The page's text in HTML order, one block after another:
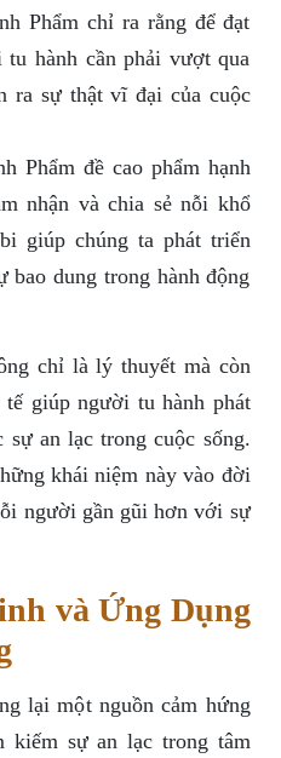
Phẩm chỉ ra rằng để đạt
hành cần phải vượt qua
ra sự thật vĩ đại của cuộc
Phẩm đề cao phẩm hạnh
nhận và chia sẻ nỗi khổ
giúp chúng ta phát triển
bao dung trong hành động
chỉ là lý thuyết mà còn
giúp người tu hành phát
an lạc trong cuộc sống.
khái niệm này vào đời
người gần gũi hơn với sự
và Ứng Dụng
lại một nguồn cảm hứng
kiếm sự an lạc trong tâm